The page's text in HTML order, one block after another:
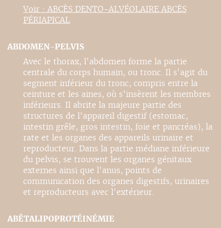
Voir : ABCÈS DENTO-ALVÉOLAIRE ABCÈS
PÉRIAPICAL
ABDOMEN-PELVIS
Avec le thorax, l'abdomen forme la partie
centrale du corps humain, ou tronc. Il s'agit du
segment inférieur du tronc, compris entre la
ceinture et les aines, où s'insèrent les membres
inférieurs. Il abrite la majeure partie des
structures de l'appareil digestif (estomac,
intestin grêle, gros intestin, foie et pancréas), la
rate et les organes des appareils urinaire et
reproducteur. Dans la partie médiane inférieure
du pelvis, se trouvent les organes génitaux
externes ainsi que l'anus, points de
communication des organes digestifs, urinaires
et reproducteurs avec l'extérieur.
ABÊTALIPOPROTÉINÉMIE